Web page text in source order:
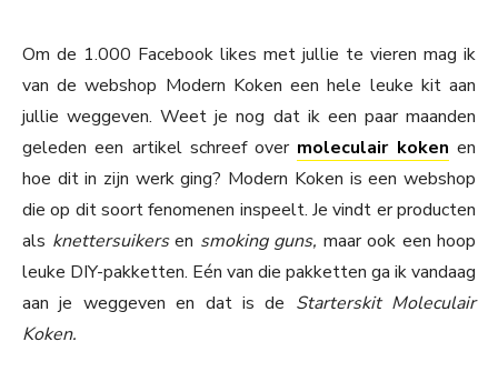
Om de 1.000 Facebook likes met jullie te vieren mag ik
van de webshop Modern Koken een hele leuke kit aan
jullie weggeven. Weet je nog dat ik een paar maanden
geleden een artikel schreef over moleculair koken en
hoe dit in zijn werk ging? Modern Koken is een webshop
die op dit soort fenomenen inspeelt. Je vindt er producten
als knettersuikersen smoking guns, maar ook een hoop
leuke DIY-pakketten. Eén van die pakketten ga ik vandaag
aan je weggeven en dat is de Starterskit Moleculair
Koken.